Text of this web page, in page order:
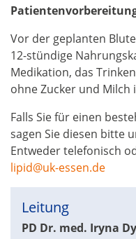
Vor der geplanten
12-stündige
Medikation, das
ohne Zucker und Milch
Falls Sie für einen
sagen Sie diesen bitte
Entweder telefonisch
lipid@uk-essen.de
Leitung
PD Dr. med. Iryna